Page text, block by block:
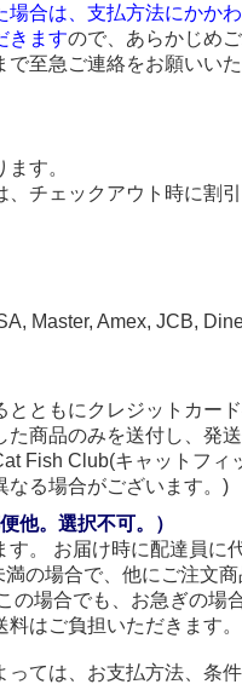
合は、支払方法にかか
きますので、あらかじめ
至急ご連絡をお願いいた
す。
チェックアウト時に割
Master, Amex, JCB,
ともにクレジットカー
商品のみを送付し、発
Fish Club(キャットフィ
なる場合がございます。)
他。選択不可。）
。 お届け時に配達員に
の場合で、他にご注文
の場合でも、お急ぎの場
はご負担いただきます。
ては、お支払方法、条